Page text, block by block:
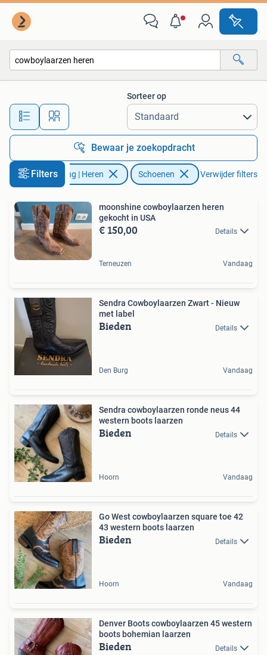
Alle afstanden…
Sorteer op
Bewaar je zoekopdracht
FiltersKleding | Heren Schoenen Verwijder filters
moonshine cowboylaarzen heren
gekocht in USA
€ 150,00 Details
Terneuzen Vandaag
Sendra Cowboylaarzen Zwart - Nieuw
met label
Bieden Details
Den Burg Vandaag
Sendra cowboylaarzen ronde neus 44
western boots laarzen
Bieden Details
Hoorn Vandaag
Go West cowboylaarzen square toe 42
43 western boots laarzen
Bieden Details
Hoorn Vandaag
Denver Boots cowboylaarzen 45 western
boots bohemian laarzen
Bieden Details